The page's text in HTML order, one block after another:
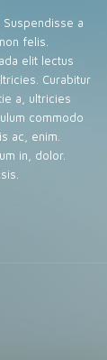
Suspendisse a
felis.
elit lectus
Curabitur
a, ultricies
commodo
ac, enim.
in, dolor.